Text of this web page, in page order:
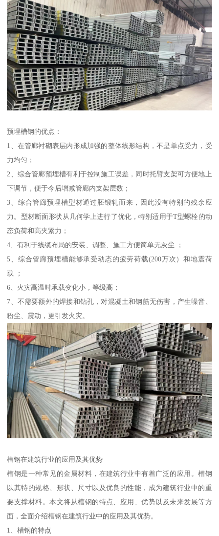
预埋槽钢的优点：
1、在管廊衬砌表层内形成加强的整体线形结构，不是单点受力，受
力均匀；
2、综合管廊预埋槽有利于控制施工误差，同时托臂支架可方便地上
下调节，便于今后增减管廊内支架层数；
3、综合管廊预埋槽型材通过胚锻轧而来，因此没有特别的残余应
力。型材断面形状从几何学上进行了优化，特别适用于T型螺栓的动
态负荷和高夹紧力；
4、有利于线缆布局的安装、调整、施工方便简单无灰尘 ；
5、综合管廊预埋槽能够承受动态的疲劳荷载(200万次）和地震荷
载 ；
6、火灾高温时承载变化小，等级高；
7、不需要额外的焊接和钻孔，对混凝土和钢筋无伤害，产生噪音、
粉尘、震动，更引发火灾。
槽钢在建筑行业的应用及其优势
槽钢是一种常见的金属材料，在建筑行业中有着广泛的应用。槽钢
以其特的规格、形状、尺寸以及优良的性能，成为建筑行业中的重
要支撑材料。本文将从槽钢的特点、应用、优势以及未来发展等方
面，全面介绍槽钢在建筑行业中的应用及其优势。
1、槽钢的特点